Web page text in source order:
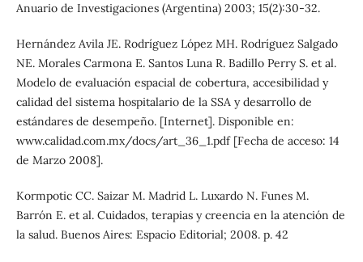
Anuario de Investigaciones (Argentina) 2003; 15(2):30-32.
Hernández Avila JE. Rodríguez López MH. Rodríguez Salgado
NE. Morales Carmona E. Santos Luna R. Badillo Perry S. et al.
Modelo de evaluación espacial de cobertura, accesibilidad y
calidad del sistema hospitalario de la SSA y desarrollo de
estándares de desempeño. [Internet]. Disponible en:
www.calidad.com.mx/docs/art_36_1.pdf [Fecha de acceso: 14
de Marzo 2008].
Kormpotic CC. Saizar M. Madrid L. Luxardo N. Funes M.
Barrón E. et al. Cuidados, terapias y creencia en la atención de
la salud. Buenos Aires: Espacio Editorial; 2008. p. 42